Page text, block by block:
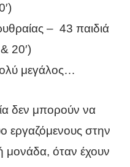
– 43 παιδιά
20′)
μεγάλος…
δεν μπορούν να
εργαζόμενους στην
μονάδα, όταν έχουν